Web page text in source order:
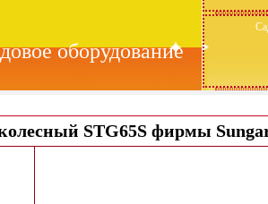
оборудование
STG65S фирмы